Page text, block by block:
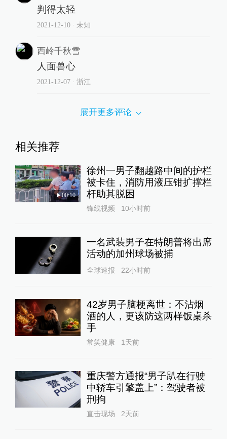
判得太轻
2021-12-10∙ 未知
西岭千秋雪
人面兽心
2021-12-07∙ 浙江
展开更多评论
相关推荐
00:10
徐州一男子翻越路中间的护栏
被卡住，消防用液压钳扩撑栏
杆助其脱困
锋线视频 10小时前
一名武装男子在特朗普将出席
活动的加州球场被捕
全球速报 22小时前
42岁男子脑梗离世：不沾烟
酒的人，更该防这两样饭桌杀
手
常笑健康 1天前
重庆警方通报“男子趴在行驶
中轿车引擎盖上”：驾驶者被
刑拘
直击现场 2天前